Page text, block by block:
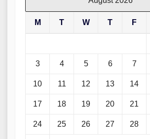
M T W T F
3 4 5 6 7
10 11 12 13 14
17 18 19 20 21
24 25 26 27 28